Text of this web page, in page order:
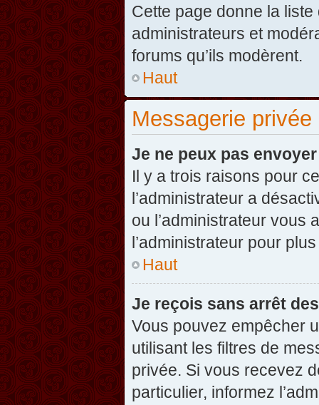
Cette page donne la
administrateurs et
forums qu’ils modèrent.
Haut
Messagerie privée
Je ne peux pas
Il y a trois raisons pour
l’administrateur a
ou l’administrateur vous
l’administrateur pour
Haut
Je reçois sans arrêt
Vous pouvez empêcher
utilisant les filtres de
privée. Si vous recevez
particulier, informez